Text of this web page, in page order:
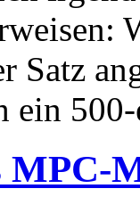
Satz
ein
MPC-